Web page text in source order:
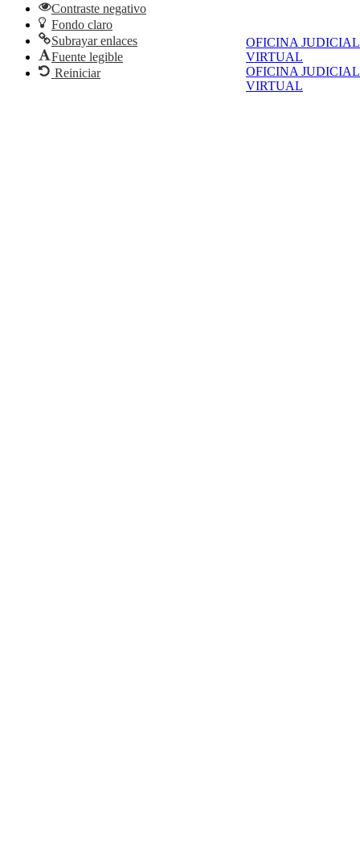
OFICINA JUDICIAL
VIRTUAL
OFICINA JUDICIAL
VIRTUAL
Contraste negativo
Fondo claro
Subrayar enlaces
Fuente legible
Reiniciar